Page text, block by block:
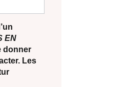
EN
donner
Les